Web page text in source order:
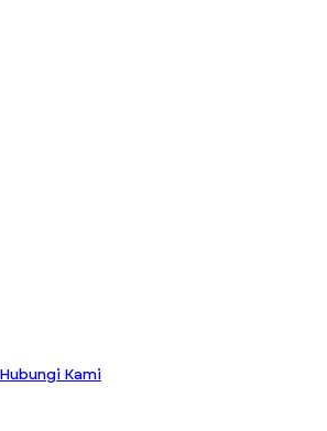
Hubungi Kami